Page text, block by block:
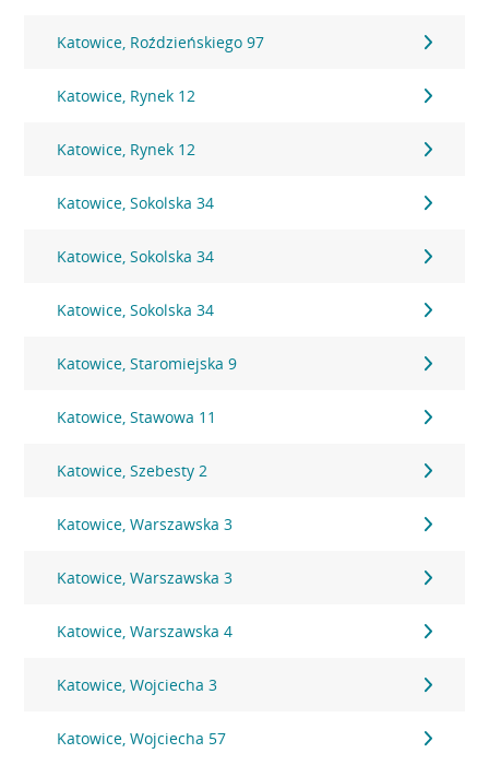
Katowice, Roździeńskiego 97
Katowice, Rynek 12
Katowice, Rynek 12
Katowice, Sokolska 34
Katowice, Sokolska 34
Katowice, Sokolska 34
Katowice, Staromiejska 9
Katowice, Stawowa 11
Katowice, Szebesty 2
Katowice, Warszawska 3
Katowice, Warszawska 3
Katowice, Warszawska 4
Katowice, Wojciecha 3
Katowice, Wojciecha 57